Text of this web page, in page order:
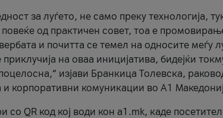
за луѓето, не само преку технологија,
од практичен совет, тоа е
и почитта се темел на односите меѓу
на оваа иницијатива, бидејќи
изјави Бранкица Толевска,
и корпоративни комуникации во А1
со QR код кој води кон a1.mk, каде